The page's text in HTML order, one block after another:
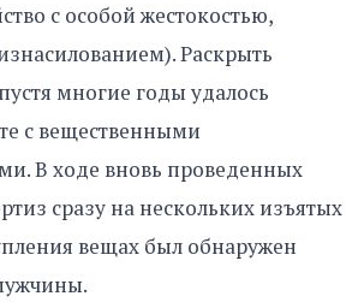
с особой жестокостью,
Раскрыть
многие годы удалось
с вещественными
В ходе вновь проведенных
сразу на нескольких изъятых
вещах был обнаружен